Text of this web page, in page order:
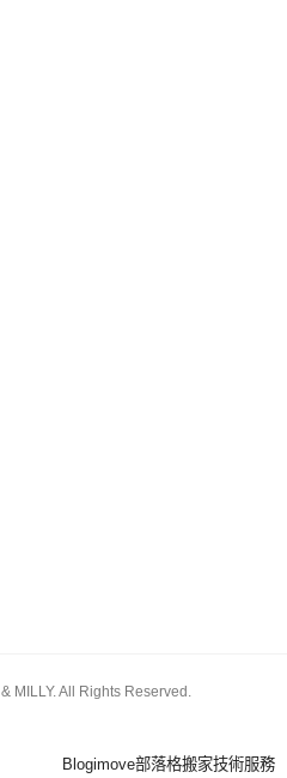
MILLY. All Rights Reserved.
Blogimove部落格搬家技術服務